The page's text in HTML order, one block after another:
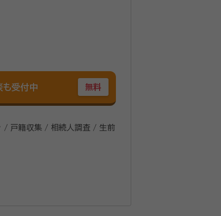
受付中 無料
/ 戸籍収集 / 相続人調査 / 生前